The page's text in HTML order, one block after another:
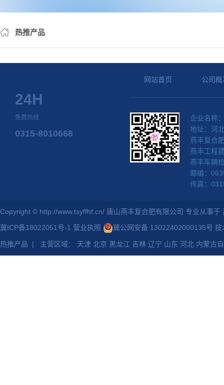
热推产品
24H
免费热线
0315-8010668
网站首页 公司概
企业名称
地址：河
燕丰复
燕丰工程
燕丰车辆
邮编：
传真：
Copyright © http://www.tsyffhf.cn/ 唐山燕丰复合肥有限公司 专业从事于
冀ICP备18022051号-1 营业执照 冀公网安备 13022402000135号 技
热推产品 | 主营区域： 天津 北京 黑龙江 吉林 辽宁 山东 河北 内蒙古